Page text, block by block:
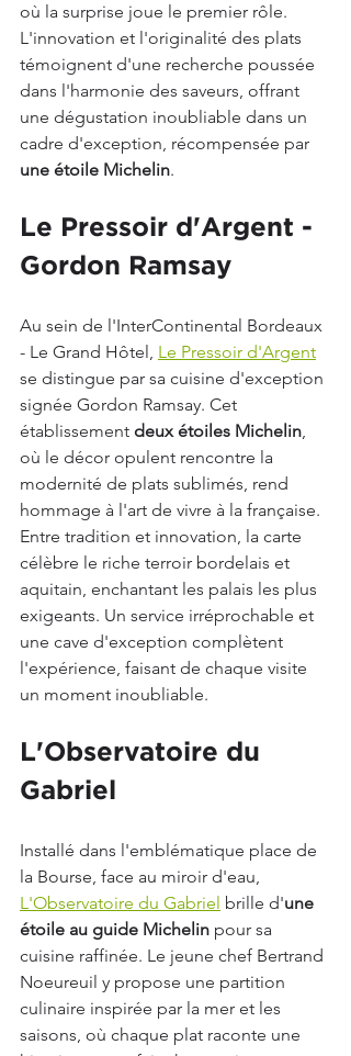
où la surprise joue le premier rôle.
L'innovation et l'originalité des plats
témoignent d'une recherche poussée
dans l'harmonie des saveurs, offrant
une dégustation inoubliable dans un
cadre d'exception, récompensée par
une étoile Michelin.
Le Pressoir d'Argent -
Gordon Ramsay
Au sein de l'InterContinental Bordeaux
- Le Grand Hôtel, Le Pressoir d'Argent
se distingue par sa cuisine d'exception
signée Gordon Ramsay. Cet
établissement deux étoiles Michelin,
où le décor opulent rencontre la
modernité de plats sublimés, rend
hommage à l'art de vivre à la française.
Entre tradition et innovation, la carte
célèbre le riche terroir bordelais et
aquitain, enchantant les palais les plus
exigeants. Un service irréprochable et
une cave d'exception complètent
l'expérience, faisant de chaque visite
un moment inoubliable.
L'Observatoire du
Gabriel
Installé dans l'emblématique place de
la Bourse, face au miroir d'eau,
L'Observatoire du Gabriel brille d'une
étoile au guide Michelin pour sa
cuisine raffinée. Le jeune chef Bertrand
Noeureuil y propose une partition
culinaire inspirée par la mer et les
saisons, où chaque plat raconte une